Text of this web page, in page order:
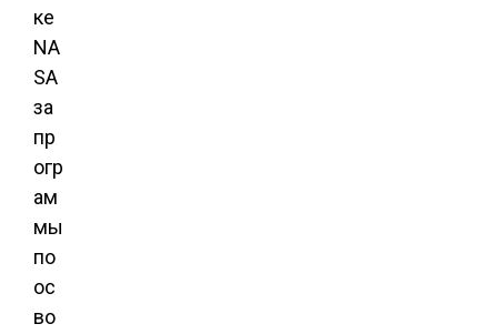
ке
NA
SA
за
пр
огр
ам
мы
по
ос
во